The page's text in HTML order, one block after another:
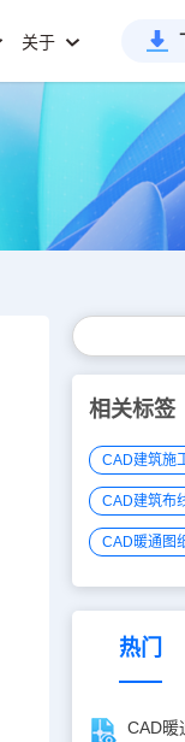
关于
相关标签
CAD建筑施
CAD建筑布
CAD暖通图
热门
CAD暖